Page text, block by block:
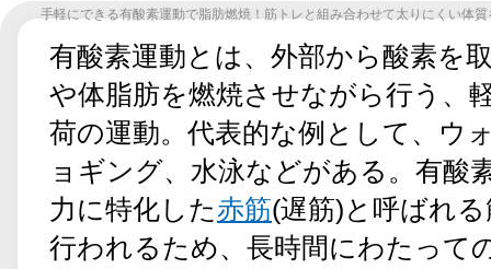
手軽にできる有酸素運動で脂肪燃焼！筋トレと組み合わせて太りにくい体
有酸素運動とは、外部から酸素を
や体脂肪を燃焼させながら行う、
荷の運動。代表的な例として、ウ
ョギング、水泳などがある。有酸
力に特化した赤筋(遅筋)と呼ばれ
行われるため、長時間にわたって